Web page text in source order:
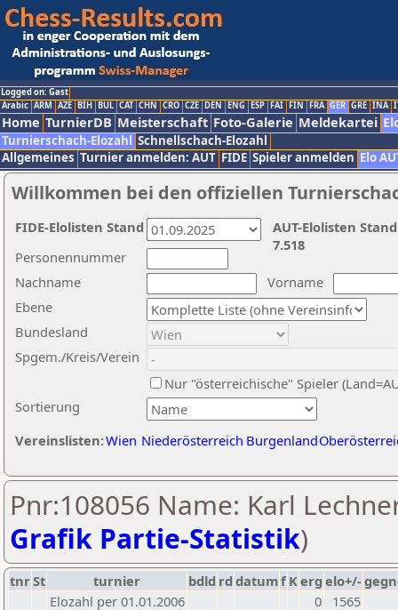
Logged on: Gast
Arabic ARM AZE BIH BUL CAT CHN CRO CZE DEN ENG ESP FAI FIN FRA GER GRE INA
Home TurnierDB Meisterschaft Foto-Galerie Meldekartei
Turnierschach-Elozahl Schnellschach-Elozahl
Allgemeines Turnier anmelden: AUT FIDE Spieler anmelden Elo
Willkommen bei den offiziellen
Nachname
Vorname
Ebene
Sortierung
Personennummer
Bundesland
Spgem./Kreis/Verein
Nur "österreichische" Spieler
Vereinslisten:Wien Niederösterreich Burgenland
AUT-Elolisten
7.518
FIDE-Elolisten Stand
Pnr:108056 Name: Karl
Grafik Partie-Statistik)
tnrSt turnier bdld rd datumf Kerg elo+/-
Elozahl per 01.01.2006
0
1565